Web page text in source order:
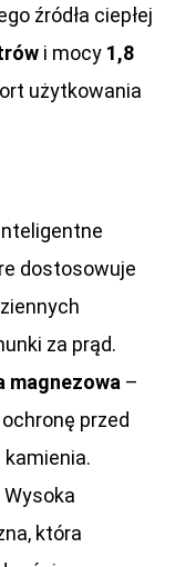
źródła ciepłej
i mocy 1,8
użytkowania
dostosowuje
za prąd.
magnezowa –
przed
kamienia.
Wysoka
która